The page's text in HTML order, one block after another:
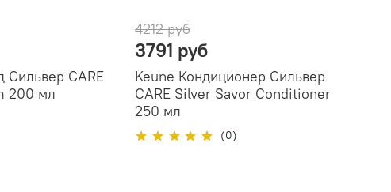
Сильвер CARE
200 мл
4212 руб
3791 руб
Keune Кондиционер Сильвер
CARE Silver Savor Conditioner
250 мл
(0)